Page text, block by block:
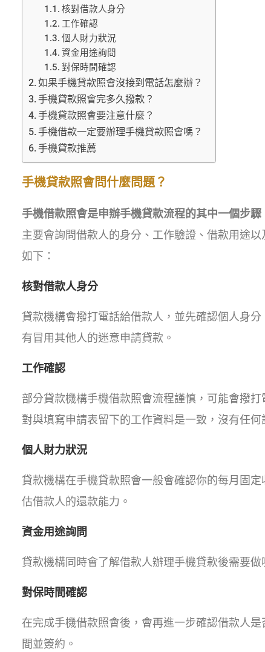
核對借款人身分
工作確認
個人財力狀況
資金用途詢問
對保時間確認
如果手機貸款照會沒接到電話怎麼辦？
手機貸款照會完多久撥款？
手機貸款照會要注意什麼？
手機借款一定要辦理手機貸款照會嗎？
手機貸款推薦
手機貸款照會問什麼問題？
手機借款照會是申辦手機貸款流程的其中一個步
主要會詢問借款人的身分、工作驗證、借款用途
如下：
核對借款人身分
貸款機構會撥打電話給借款人，並先確認個人身
有冒用其他人的迷意申請貸款。
工作確認
部分貸款機構手機借款照會流程謹慎，可能會撥
對與填寫申請表留下的工作資料是一致，沒有任何
個人財力狀況
貸款機構在手機貸款照會一般會確認你的每月固
估借款人的還款能力。
資金用途詢問
貸款機構同時會了解借款人辦理手機貸款後需要
對保時間確認
在完成手機借款照會後，會再進一步確認借款人
間並簽約。